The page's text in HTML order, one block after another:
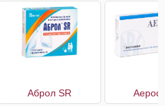
Аброл SR